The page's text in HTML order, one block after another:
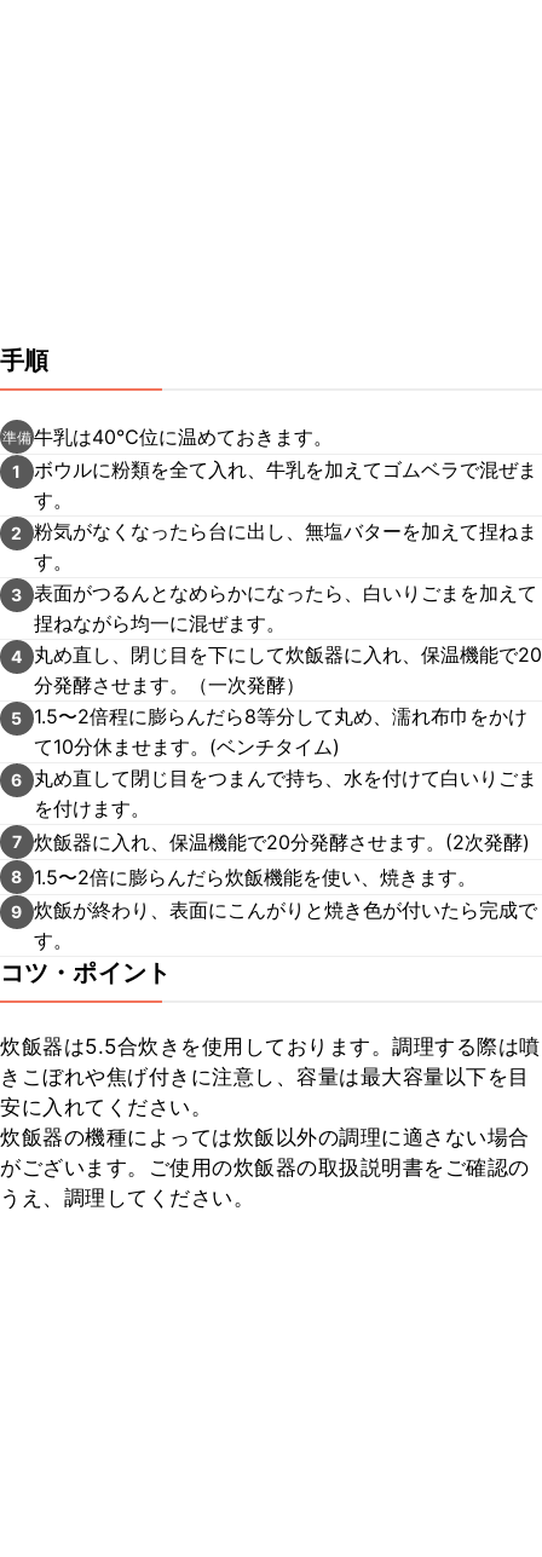
手順
準備牛乳は40℃位に温めておきます。
1
ボウルに粉類を全て入れ、牛乳を加えてゴムベラで混ぜま
す。
2
粉気がなくなったら台に出し、無塩バターを加えて捏ねま
す。
3 表面がつるんとなめらかになったら、白いりごまを加えて
捏ねながら均一に混ぜます。
4
丸め直し、閉じ目を下にして炊飯器に入れ、保温機能で20
分発酵させます。（一次発酵）
5
1.5〜2倍程に膨らんだら8等分して丸め、濡れ布巾をかけ
て10分休ませます。(ベンチタイム)
6
丸め直して閉じ目をつまんで持ち、水を付けて白いりごま
を付けます。
7 炊飯器に入れ、保温機能で20分発酵させます。(2次発酵)
8 1.5〜2倍に膨らんだら炊飯機能を使い、焼きます。
9 炊飯が終わり、表面にこんがりと焼き色が付いたら完成で
す。
コツ・ポイント
炊飯器は5.5合炊きを使用しております。調理する際は噴
きこぼれや焦げ付きに注意し、容量は最大容量以下を目
安に入れてください。
炊飯器の機種によっては炊飯以外の調理に適さない場合
がございます。ご使用の炊飯器の取扱説明書をご確認の
うえ、調理してください。